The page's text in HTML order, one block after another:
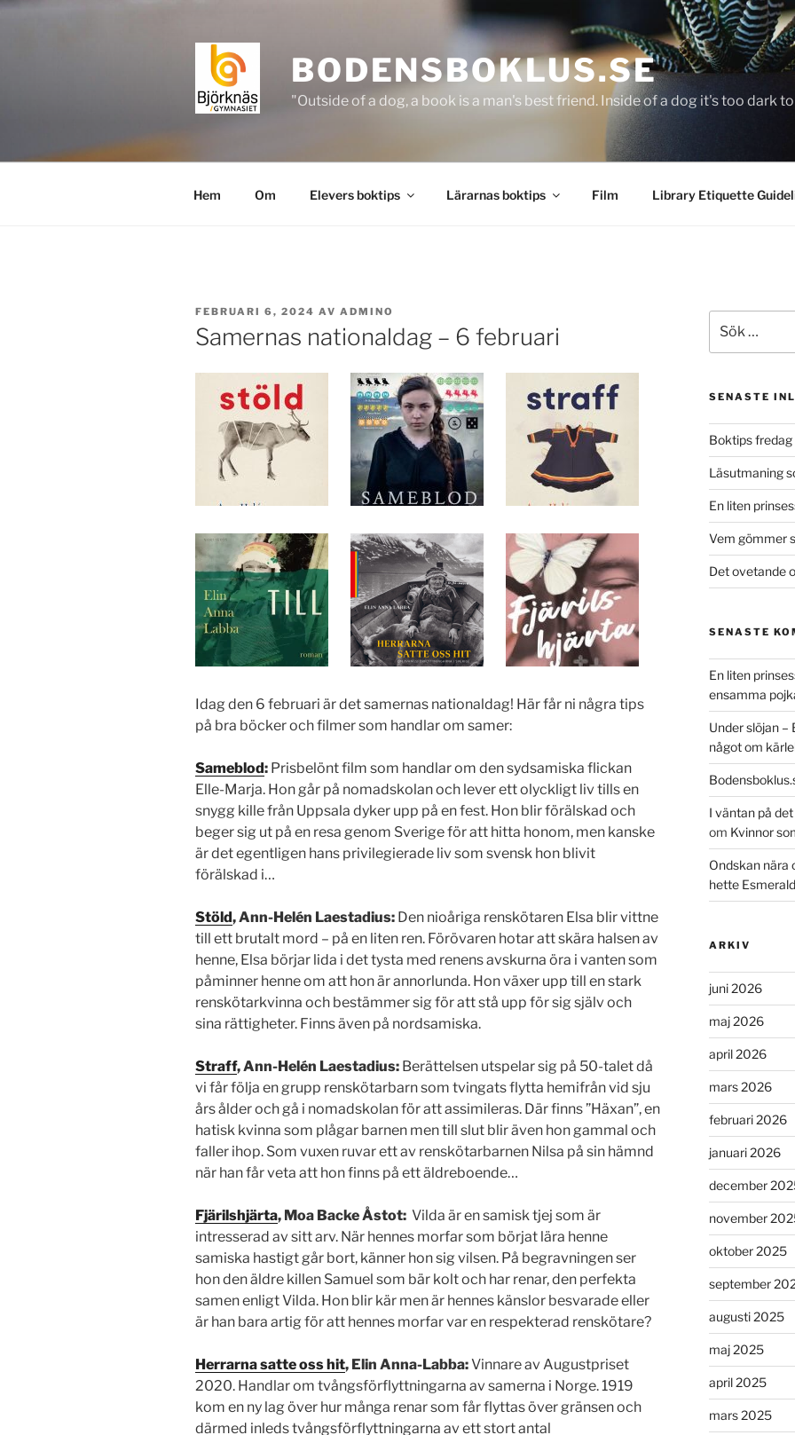
Hoppa
BODENSBOKLUS.SE
"Outside of a dog, a book is a man's best friend. Inside of a dog it's too dark
Hem Om Elevers boktips Lärarnas boktips Film Library Etiquette
PUBLICERAT
FEBRUARI 6, 2024 AV ADMINO
Samernas nationaldag – 6 februari
Idag den 6 februari är det samernas nationaldag! Här får ni några tips
på bra böcker och filmer som handlar om samer:
Sameblod: Prisbelönt film som handlar om den sydsamiska flickan
Elle-Marja. Hon går på nomadskolan och lever ett olyckligt liv tills en
snygg kille från Uppsala dyker upp på en fest. Hon blir förälskad och
beger sig ut på en resa genom Sverige för att hitta honom, men kanske
är det egentligen hans privilegierade liv som svensk hon blivit
förälskad i…
Stöld, Ann-Helén Laestadius: Den nioåriga renskötaren Elsa blir vittne
till ett brutalt mord – på en liten ren. Förövaren hotar att skära halsen av
henne, Elsa börjar lida i det tysta med renens avskurna öra i vanten som
påminner henne om att hon är annorlunda. Hon växer upp till en stark
renskötarkvinna och bestämmer sig för att stå upp för sig själv och
sina rättigheter. Finns även på nordsamiska.
Straff, Ann-Helén Laestadius: Berättelsen utspelar sig på 50-talet då
vi får följa en grupp renskötarbarn som tvingats flytta hemifrån vid sju
års ålder och gå i nomadskolan för att assimileras. Där finns ”Häxan”, en
hatisk kvinna som plågar barnen men till slut blir även hon gammal och
faller ihop. Som vuxen ruvar ett av renskötarbarnen Nilsa på sin hämnd
när han får veta att hon finns på ett äldreboende…
Fjärilshjärta, Moa Backe Åstot: Vilda är en samisk tjej som är
intresserad av sitt arv. När hennes morfar som börjat lära henne
samiska hastigt går bort, känner hon sig vilsen. På begravningen ser
hon den äldre killen Samuel som bär kolt och har renar, den perfekta
samen enligt Vilda. Hon blir kär men är hennes känslor besvarade eller
är han bara artig för att hennes morfar var en respekterad renskötare?
Herrarna satte oss hit, Elin Anna-Labba:Vinnare av Augustpriset
2020. Handlar om tvångsförflyttningarna av samerna i Norge. 1919
kom en ny lag över hur många renar som får flyttas över gränsen och
därmed inleds tvångsförflyttningarna av ett stort antal
efter:
SENASTE
Boktips fredag
Läsutmaning
En liten
Vem gömmer
Det ovetande
SENASTE
En liten
ensamma
Under slöjan –
något om
I väntan på
om Kvinnor
Ondskan nära
hette
ARKIV
juni 2026
maj 2026
april 2026
mars 2026
februari 2026
januari 2026
december
november
oktober 2025
september
augusti 2025
maj 2025
april 2025
mars 2025